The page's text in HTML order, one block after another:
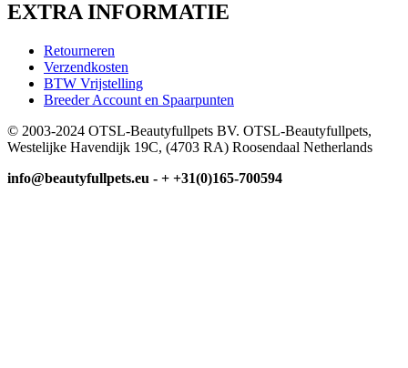
EXTRA INFORMATIE
Retourneren
Verzendkosten
BTW Vrijstelling
Breeder Account en Spaarpunten
© 2003-2024 OTSL-Beautyfullpets BV. OTSL-Beautyfullpets,
Westelijke Havendijk 19C, (4703 RA) Roosendaal Netherlands
info@beautyfullpets.eu - + +31(0)165-700594